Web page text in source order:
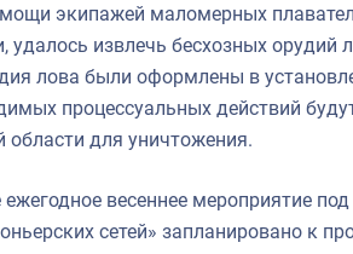
экипажей маломерных
удалось извлечь бесхозных орудий
лова были оформлены в
процессуальных действий
области для уничтожения.
ежегодное весеннее мероприятие
сетей» запланировано к